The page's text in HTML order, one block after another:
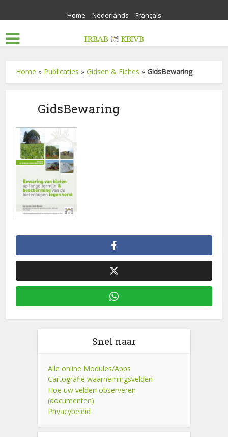
Home Nederlands Français
Home » Publicaties »Gidsen & Fiches »GidsBewaring
GidsBewaring
Snel naar
Alle online Modules/Apps
Cartografie waarnemingsvelden
Hoe uw velden observeren
(documenten)
Privacybeleid